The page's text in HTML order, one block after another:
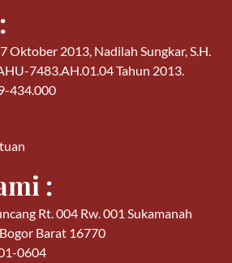
Oktober 2013, Nadilah Sungkar, S.H.
7483.AH.01.04 Tahun 2013.
434.000
:
Rt. 004 Rw. 001 Sukamanah
Barat 16770
0604